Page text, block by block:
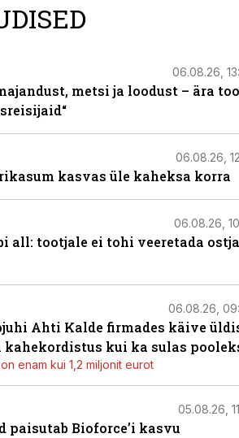
06.08.26,
metsi ja loodust – ära
06.08.26,
kasvas üle kaheksa korra
06.08.26,
all: tootjale ei tohi veeretada ostja
06.08.26,
Ahti Kalde firmades käive
kui ka sulas
enam kui 1,2 miljonit eurot
05.08.26,
paisutab Bioforce’i kasvu